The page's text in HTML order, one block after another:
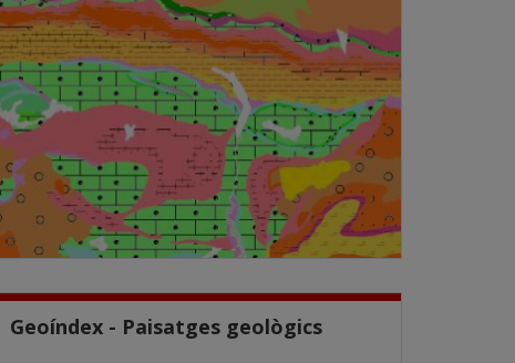
Geoíndex - Paisatges geològics